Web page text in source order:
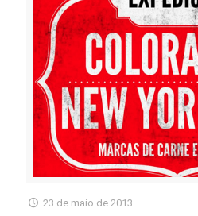
23 de maio de 2013